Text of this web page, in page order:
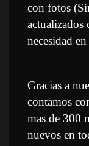
con fotos
actualizados
necesidad
Gracias a
contamos
mas de 300
nuevos en